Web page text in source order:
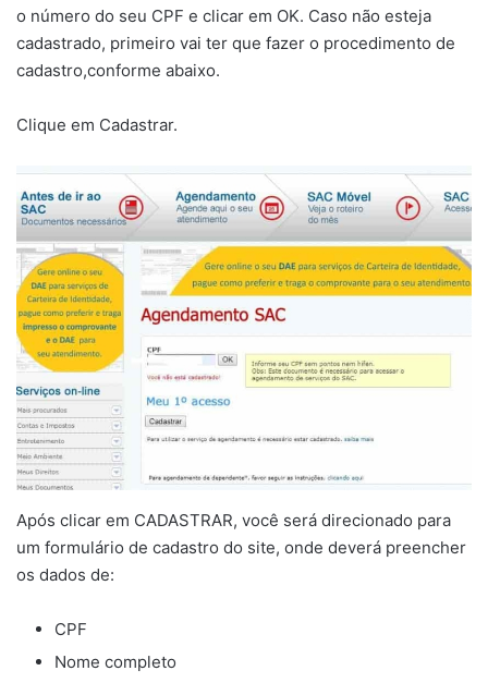
o número do seu CPF e clicar em OK. Caso não esteja
cadastrado, primeiro vai ter que fazer o procedimento de
cadastro,conforme abaixo.
Clique em Cadastrar.
Após clicar em CADASTRAR, você será direcionado para
um formulário de cadastro do site, onde deverá preencher
os dados de:
CPF
Nome completo